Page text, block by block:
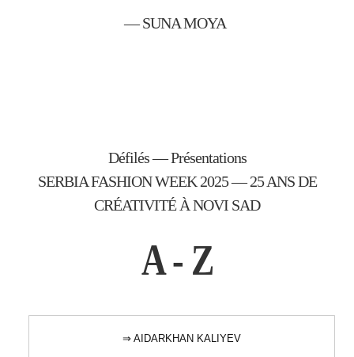
— SUNA MOYA
Défilés — Présentations
SERBIA FASHION WEEK 2025 — 25 ANS DE
CRÉATIVITÉ À NOVI SAD
A - Z
⇒ AIDARKHAN KALIYEV